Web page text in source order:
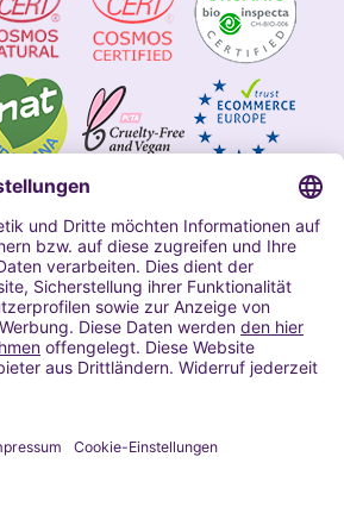
Impressum
Geschäftsbedingungen
Camassia
Widerrufsbelehrung
| Alle Rechte vorbehalten